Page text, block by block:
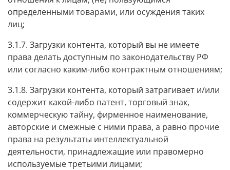
определенными товарами, или осуждения таких
лиц;
3.1.7. Загрузки контента, который вы не имеете
права делать доступным по законодательству РФ
или согласно каким-либо контрактным отношениям;
3.1.8. Загрузки контента, который затрагивает и/или
содержит какой-либо патент, торговый знак,
коммерческую тайну, фирменное наименование,
авторские и смежные с ними права, а равно прочие
права на результаты интеллектуальной
деятельности, принадлежащие или правомерно
используемые третьими лицами;